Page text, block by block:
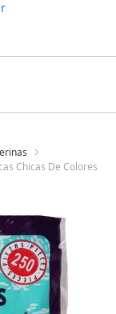
Chicas De Colores